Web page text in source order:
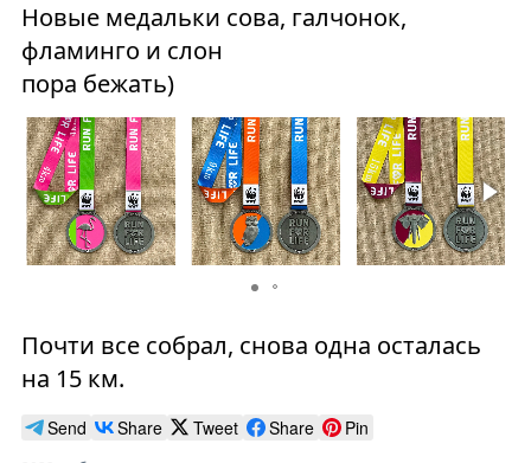
Новые медальки сова, галчонок,
фламинго и слон
пора бежать)
Почти все собрал, снова одна осталась
на 15 км.
Send Share Tweet Share Pin